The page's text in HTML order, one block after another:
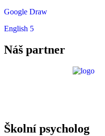
Google Draw
English 5
Náš partner
Školní psycholog